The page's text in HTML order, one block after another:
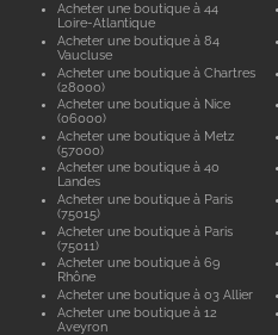
Acheter une boutique à 44
Loire-Atlantique
Acheter une boutique à 84
Vaucluse
Acheter une boutique à Chartres
(28000)
Acheter une boutique à Nice
(06000)
Acheter une boutique à Metz
(57000)
Acheter une boutique à 40
Landes
Acheter une boutique à Paris
(75015)
Acheter une boutique à Paris
(75011)
Acheter une boutique à 69
Rhône
Acheter une boutique à 03 Allier
Acheter une boutique à 12
Aveyron